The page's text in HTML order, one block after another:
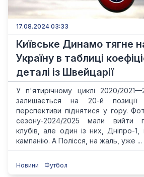
17.08.2024 03:33
Київське Динамо тягне
Україну в таблиці
деталі із Швейцарії
У п'ятирічному циклі 2020/
залишається на 20-й
перспективи піднятися у гору.
сезону-2024/2025 мали вийти
клубів, але один із них, Дніпро-1,
кампанію. А Полісся, на жаль, уже ...
Новини Футбол